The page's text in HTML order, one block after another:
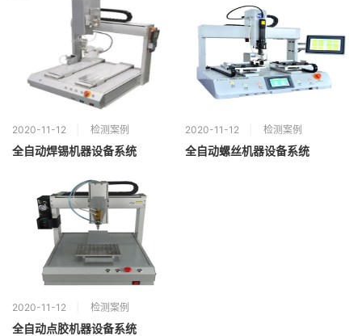
2020-11-12 检测案例
全自动焊锡机器设备系统
2020-11-12 检测案例
全自动螺丝机器设备系统
2020-11-12 检测案例
全自动点胶机器设备系统